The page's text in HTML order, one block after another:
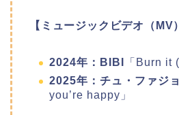
【ミュージックビデオ（MV
2024年：BIBI
「Burn it
2025年：チュ・ファジ
you’re happy」